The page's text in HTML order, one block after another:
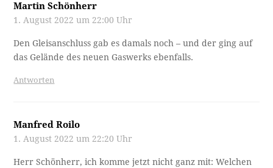
Martin Schönherr
1. August 2022 um 22:00 Uhr
Den Gleisanschluss gab es damals noch – und der ging auf
das Gelände des neuen Gaswerks ebenfalls.
Antworten
Manfred Roilo
1. August 2022 um 22:20 Uhr
Herr Schönherr, ich komme jetzt nicht ganz mit: Welchen